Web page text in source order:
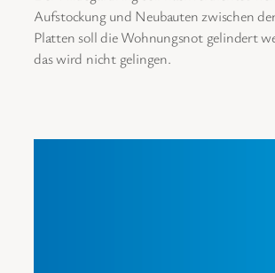
Aufstockung und Neubauten zwischen
Platten soll die Wohnungsnot gelindert
das wird nicht gelingen.